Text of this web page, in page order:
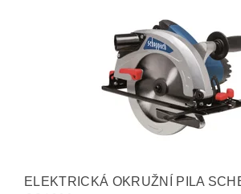
ELEKTRICKÁ OKRUŽNÍ PILA